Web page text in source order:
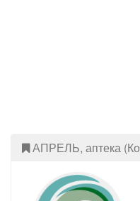
АПРЕЛЬ, аптека